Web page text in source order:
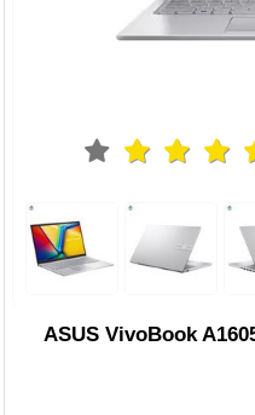
ASUS VivoBook